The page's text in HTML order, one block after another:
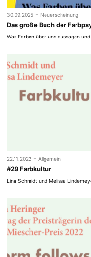
30.09.2025 - Neuerscheinung
Das große Buch der
Was Farben über uns aussagen
22.11.2022 - Allgemein
#29 Farbkultur
Lina Schmidt und Melissa